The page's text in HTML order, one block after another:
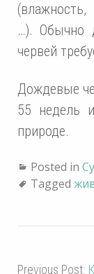
(влажность,
…). Обычно
червей
Дождевые
55 недель
природе.
Posted in
Tagged
Previous Post: